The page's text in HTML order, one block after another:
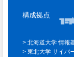
構成拠点
北海道大学 情報
東北大学 サイバ